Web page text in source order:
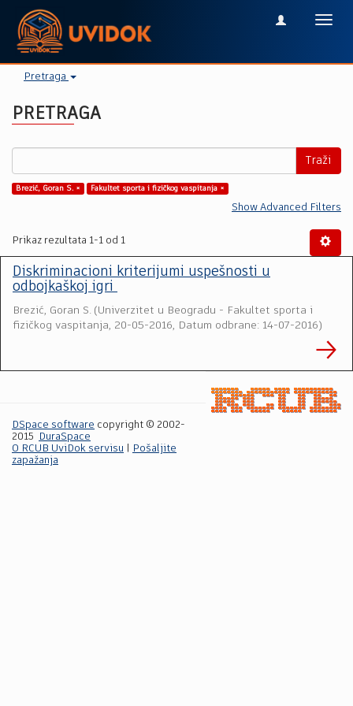
Pretraga
PRETRAGA
Traži
Brezić, Goran S. × Fakultet sporta i fizičkog vaspitanja ×
Show Advanced Filters
Prikaz rezultata 1-1 od 1
Diskriminacioni kriterijumi uspešnosti u
odbojkaškoj igri
Brezić, Goran S. (Univerzitet u Beogradu - Fakultet sporta i
fizičkog vaspitanja, 20-05-2016, Datum odbrane: 14-07-2016)
DSpace software copyright © 2002-
2015
DuraSpace
O RCUB UviDok servisu
Pošaljite
zapažanja